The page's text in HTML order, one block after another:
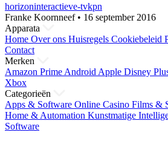
horizoninteractieve-tvkpn
Franke Koornneef• 16 september 2016
Apparata
Home Over ons Huisregels Cookiebeleid
Contact
Merken
Amazon Prime Android Apple Disney
Xbox
Categorieën
Apps & Software Online Casino Films &
Home & Automation Kunstmatige
Software